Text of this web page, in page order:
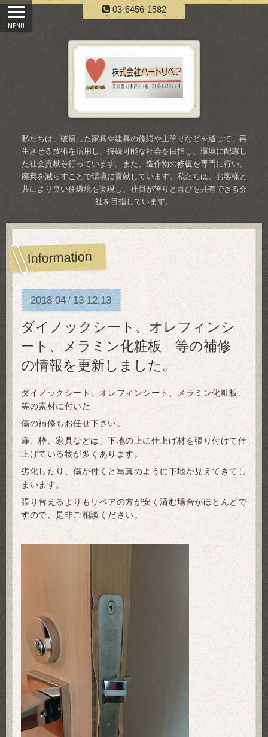
03-6456-1582
私たちは、破損した家具や建具の修繕や上塗りなどを通じて、再
生させる技術を活用し、持続可能な社会を目指し、環境に配慮し
た社会貢献を行っています。また、造作物の修復を専門に行い、
廃棄を減らすことで環境に貢献しています。私たちは、お客様と
共により良い住環境を実現し、社員が誇りと喜びを共有できる会
社を目指しています。
Information
2018 04/13 12:13
ダイノックシート、オレフィンシ
ート、メラミン化粧板 等の補修
の情報を更新しました。
ダイノックシート、オレフィンシート、メラミン化粧板、
等の素材に付いた
傷の補修もお任せ下さい。
扉、枠、家具などは、下地の上に仕上げ材を張り付けて仕
上げている物が多くあります。
劣化したり、傷が付くと写真のように下地が見えてきてし
まいます。
張り替えるよりもリペアの方が安く済む場合がほとんどで
すので、是非ご相談ください。